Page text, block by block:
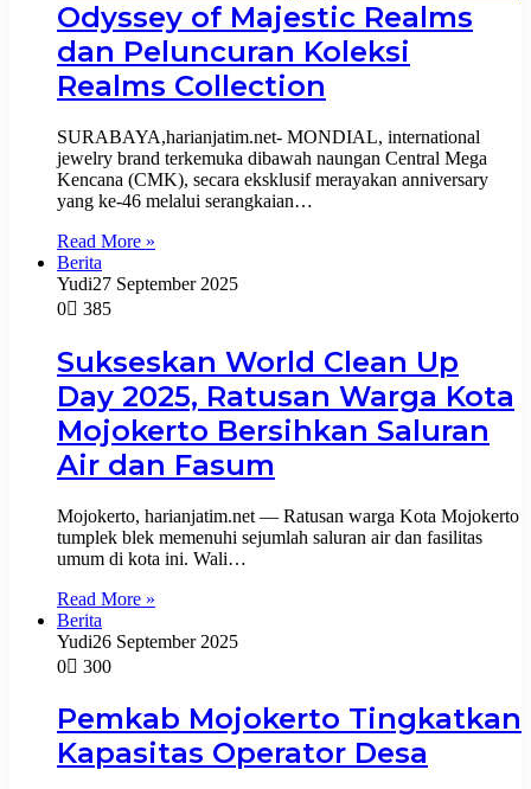
Odyssey of Majestic Realms
dan Peluncuran Koleksi
Realms Collection
SURABAYA,harianjatim.net- MONDIAL, international
jewelry brand terkemuka dibawah naungan Central Mega
Kencana (CMK), secara eksklusif merayakan anniversary
yang ke-46 melalui serangkaian…
Read More »
Berita
Yudi27 September 2025
0
385
Sukseskan World Clean Up
Day 2025, Ratusan Warga Kota
Mojokerto Bersihkan Saluran
Air dan Fasum
Mojokerto, harianjatim.net — Ratusan warga Kota Mojokerto
tumplek blek memenuhi sejumlah saluran air dan fasilitas
umum di kota ini. Wali…
Read More »
Berita
Yudi26 September 2025
0
300
Pemkab Mojokerto Tingkatkan
Kapasitas Operator Desa